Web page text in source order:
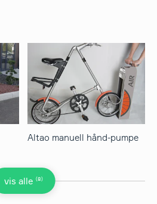
vis alle (8)
Altao manuell hånd-pumpe